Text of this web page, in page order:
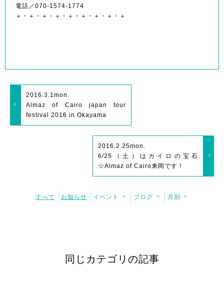
電話／070-1574-1774
＋・＋・＋・＋・＋・＋・＋・＋・＋
2016.3.1 mon.
Almaz of Cairo japan tour
festival 2016 in Okayama
2016.2.25mon.
6/25（土）はカイロの宝石
☆Almaz of Cairo来岡です！
すべて お知らせ イベント ブログ 月別
同じカテゴリの記事